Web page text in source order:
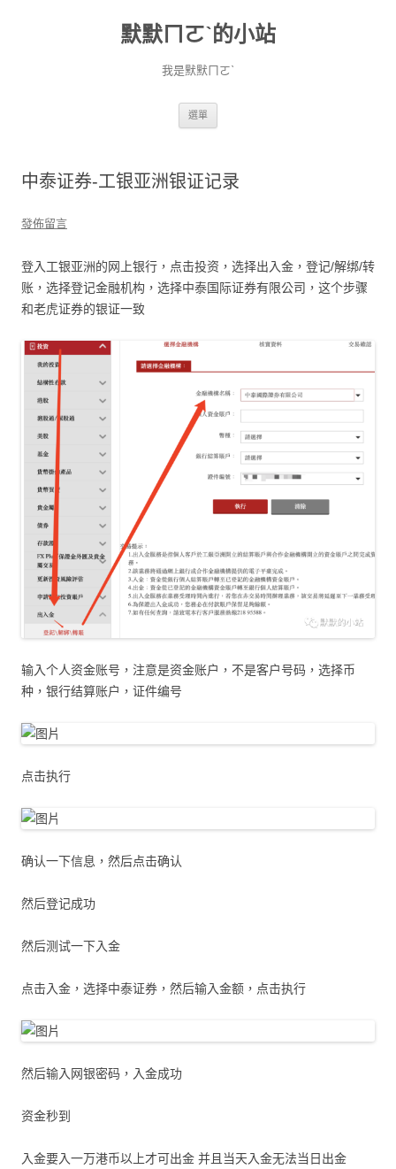
默默ㄇㄛˋ的小站
我是默默ㄇㄛˋ
選單
中泰证券-工银亚洲银证记录
發佈留言
登入工银亚洲的网上银行，点击投资，选择出入金，登记/解绑/转
账，选择登记金融机构，选择中泰国际证券有限公司，这个步骤
和老虎证券的银证一致
输入个人资金账号，注意是资金账户，不是客户号码，选择币
种，银行结算账户，证件编号
点击执行
确认一下信息，然后点击确认
然后登记成功
然后测试一下入金
点击入金，选择中泰证券，然后输入金额，点击执行
然后输入网银密码，入金成功
资金秒到
入金要入一万港币以上才可出金 并且当天入金无法当日出金